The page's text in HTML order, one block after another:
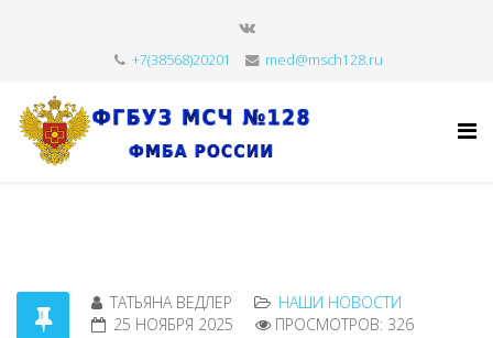
+7(38568)20201 med@msch128.ru
ТАТЬЯНА ВЕДЛЕР
НАШИ НОВОСТИ
25 НОЯБРЯ 2025
ПРОСМОТРОВ: 326